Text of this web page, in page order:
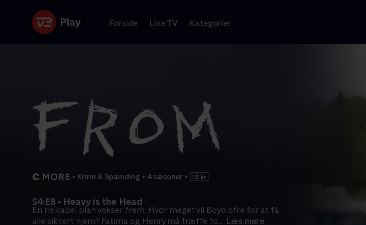
Forside Live TV Kategorier
• Krimi & Spænding • 4 sæsoner •
S4:E8 • Heavy is the Head
En risikabel plan vokser frem. Hvor meget vil Boyd ofre for at få
alle sikkert hjem? Fatima og Henry må træffe to... Læs mere